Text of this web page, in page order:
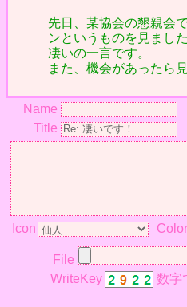
先日、某協会の懇親会
ンというものを見ました
凄いの一言です。
また、機会があったら
Name
Title
Icon Color
File
WriteKey
数字